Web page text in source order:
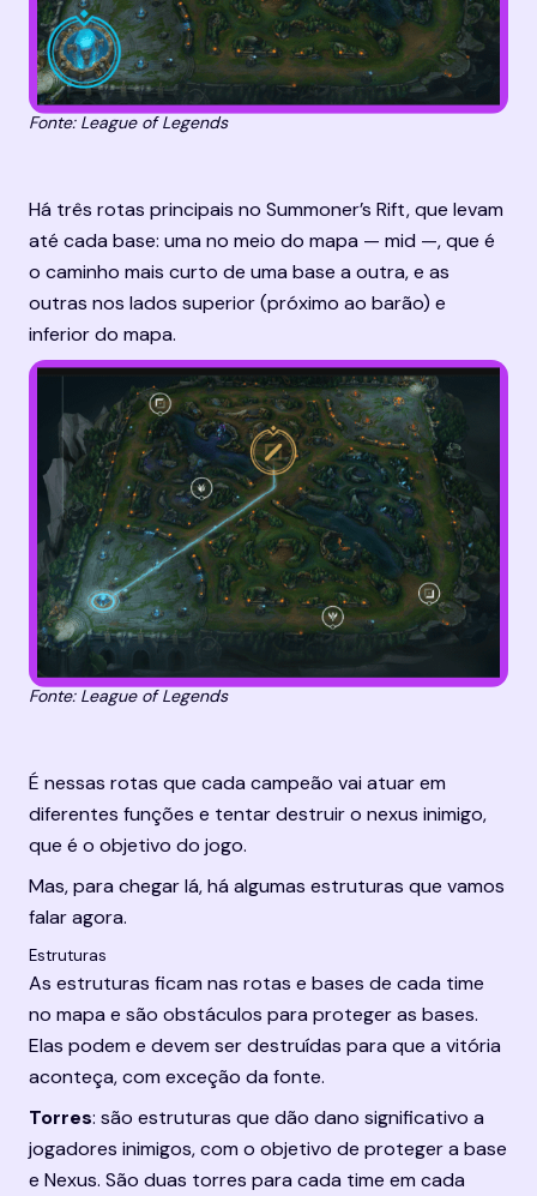
Fonte: League of Legends
Há três rotas principais no Summoner’s Rift, que levam
até cada base: uma no meio do mapa — mid —, que é
o caminho mais curto de uma base a outra, e as
outras nos lados superior (próximo ao barão) e
inferior do mapa.
Fonte: League of Legends
É nessas rotas que cada campeão vai atuar em
diferentes funções e tentar destruir o nexus inimigo,
que é o objetivo do jogo.
Mas, para chegar lá, há algumas estruturas que vamos
falar agora.
Estruturas
As estruturas ficam nas rotas e bases de cada time
no mapa e são obstáculos para proteger as bases.
Elas podem e devem ser destruídas para que a vitória
aconteça, com exceção da fonte.
Torres: são estruturas que dão dano significativo a
jogadores inimigos, com o objetivo de proteger a base
e Nexus. São duas torres para cada time em cada